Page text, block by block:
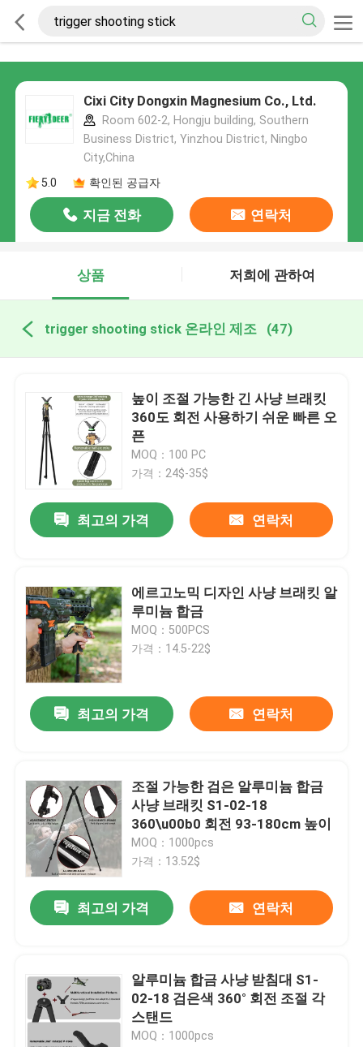
Cixi City Dongxin Magnesium Co., Ltd.
Room 602-2, Hongju building, Southern
Business District, Yinzhou District, Ningbo
City,China
5.0
확인된 공급자
지금 전화 연락처
상품 저희에 관하여
trigger shooting stick 온라인 제조 (47)
높이 조절 가능한 긴 사냥 브래킷
360도 회전 사용하기 쉬운 빠른 오
픈
MOQ：100 PC
가격：24$-35$
최고의 가격 연락처
에르고노믹 디자인 사냥 브래킷 알
루미늄 합금
MOQ：500PCS
가격：14.5-22$
최고의 가격 연락처
조절 가능한 검은 알루미늄 합금
사냥 브래킷 S1-02-18
360\u00b0 회전 93-180cm 높이
MOQ：1000pcs
가격：13.52$
최고의 가격 연락처
알루미늄 합금 사냥 받침대 S1-
02-18 검은색 360° 회전 조절 각
스탠드
MOQ：1000pcs